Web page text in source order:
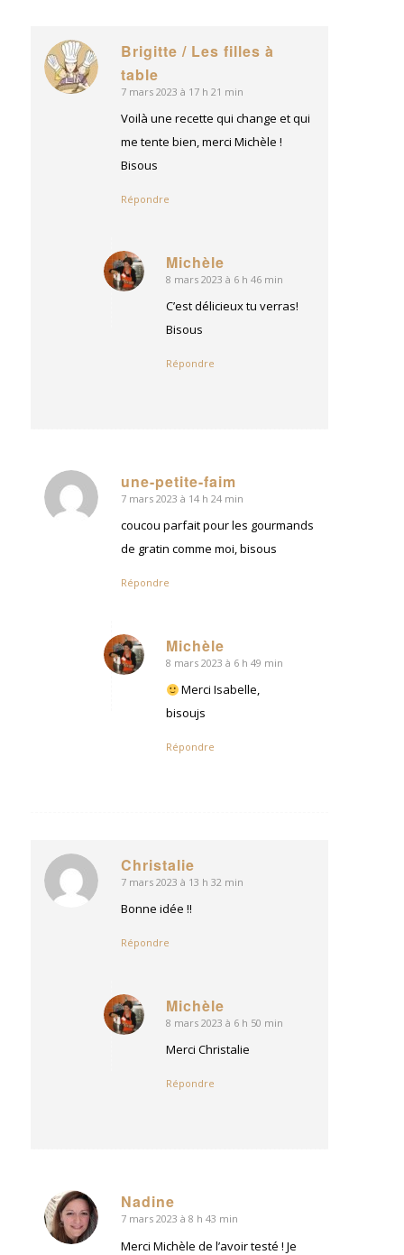
Brigitte / Les filles à
table
dit
:
7 mars 2023 à 17 h 21 min
Voilà une recette qui change et qui
me tente bien, merci Michèle !
Bisous
Répondre
Michèle
dit
8 mars 2023 à 6 h 46 min
C’est délicieux tu verras!
Bisous
Répondre
une-petite-faim
dit
:
7 mars 2023 à 14 h 24 min
coucou parfait pour les gourmands
de gratin comme moi, bisous
Répondre
Michèle
dit
8 mars 2023 à 6 h 49 min
Merci Isabelle,
bisoujs
Répondre
Christalie
dit
7 mars 2023 à 13 h 32 min
Bonne idée !!
Répondre
Michèle
dit
8 mars 2023 à 6 h 50 min
Merci Christalie
Répondre
Nadine
dit
:
7 mars 2023 à 8 h 43 min
Merci Michèle de l’avoir testé ! Je